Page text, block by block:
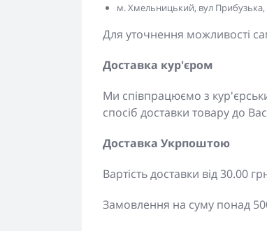
м. Хмельницький, вул Прибузька,
Для уточнення можливості
Доставка кур'єром
Ми співпрацюємо з
спосіб доставки товару до
Доставка Укрпоштою
Вартість доставки від 30.00
Замовлення на суму понад